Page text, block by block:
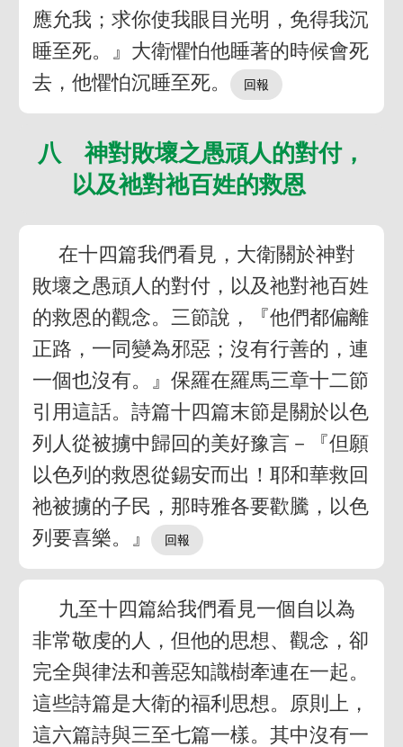
應允我；求你使我眼目光明，免得我沉
睡至死。』大衛懼怕他睡著的時候會死
去，他懼怕沉睡至死。
八 神對敗壞之愚頑人的對付，
以及祂對祂百姓的救恩
在十四篇我們看見，大衛關於神對
敗壞之愚頑人的對付，以及祂對祂百姓
的救恩的觀念。三節說，『他們都偏離
正路，一同變為邪惡；沒有行善的，連
一個也沒有。』保羅在羅馬三章十二節
引用這話。詩篇十四篇末節是關於以色
列人從被擄中歸回的美好豫言－『但願
以色列的救恩從錫安而出！耶和華救回
祂被擄的子民，那時雅各要歡騰，以色
列要喜樂。』
九至十四篇給我們看見一個自以為
非常敬虔的人，但他的思想、觀念，卻
完全與律法和善惡知識樹牽連在一起。
這些詩篇是大衛的福利思想。原則上，
這六篇詩與三至七篇一樣。其中沒有一